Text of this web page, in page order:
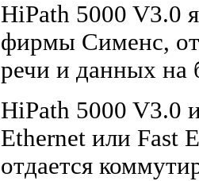
HiPath 5000 V3.0
фирмы Сименс,
речи и данных на
HiPath 5000 V3.0
Ethernet или Fast
отдается